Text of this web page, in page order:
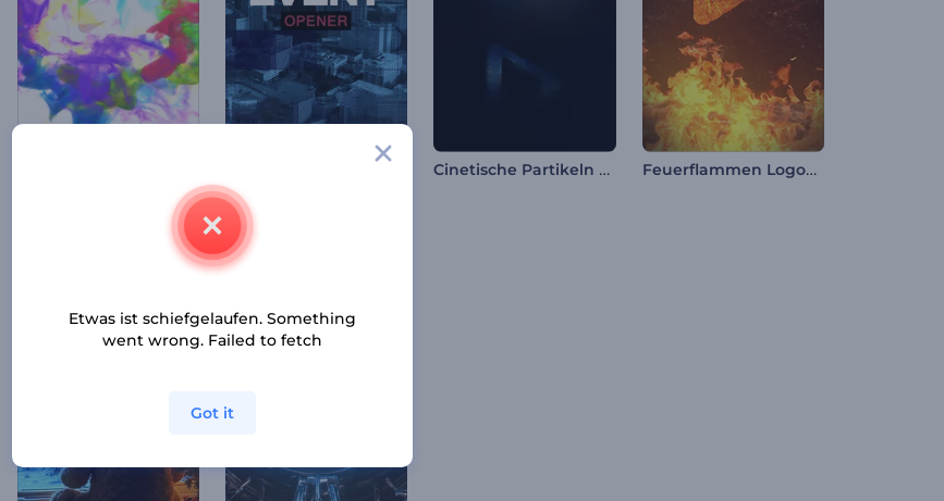
Cinetische Partikeln Logo Feuerflammen Logoanimation
Etwas ist schiefgelaufen. Something
went wrong. Failed to fetch
Got it